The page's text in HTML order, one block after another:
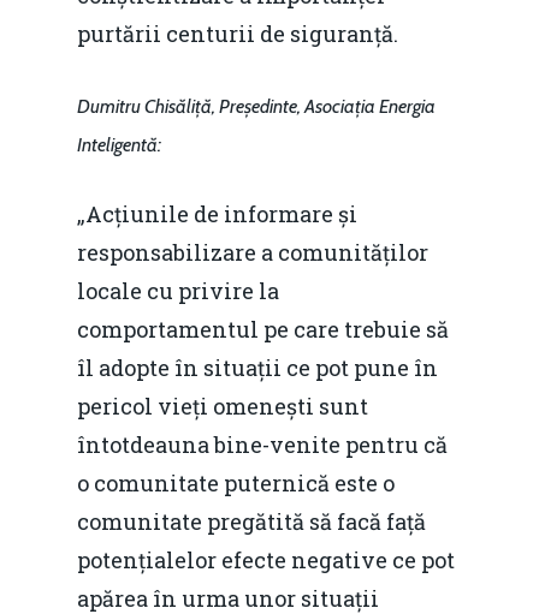
purtării centurii de siguranță.
Dumitru Chisăliță, Președinte, Asociația Energia
Inteligentă:
„Acțiunile de informare și
responsabilizare a comunităților
locale cu privire la
comportamentul pe care trebuie să
îl adopte în situații ce pot pune în
pericol vieți omenești sunt
întotdeauna bine-venite pentru că
o comunitate puternică este o
comunitate pregătită să facă față
potențialelor efecte negative ce pot
apărea în urma unor situații